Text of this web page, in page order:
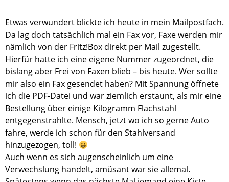
Etwas verwundert blickte ich heute in mein Mailpostfach.
Da lag doch tatsächlich mal ein Fax vor, Faxe werden mir
nämlich von der Fritz!Box direkt per Mail zugestellt.
Hierfür hatte ich eine eigene Nummer zugeordnet, die
bislang aber Frei von Faxen blieb – bis heute. Wer sollte
mir also ein Fax gesendet haben? Mit Spannung öffnete
ich die PDF-Datei und war ziemlich erstaunt, als mir eine
Bestellung über einige Kilogramm Flachstahl
entgegenstrahlte. Mensch, jetzt wo ich so gerne Auto
fahre, werde ich schon für den Stahlversand
hinzugezogen, toll!
Auch wenn es sich augenscheinlich um eine
Verwechslung handelt, amüsant war sie allemal.